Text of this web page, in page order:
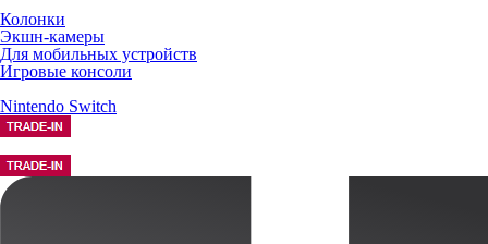
Колонки
Экшн-камеры
Для мобильных устройств
Игровые консоли
Nintendo Switch